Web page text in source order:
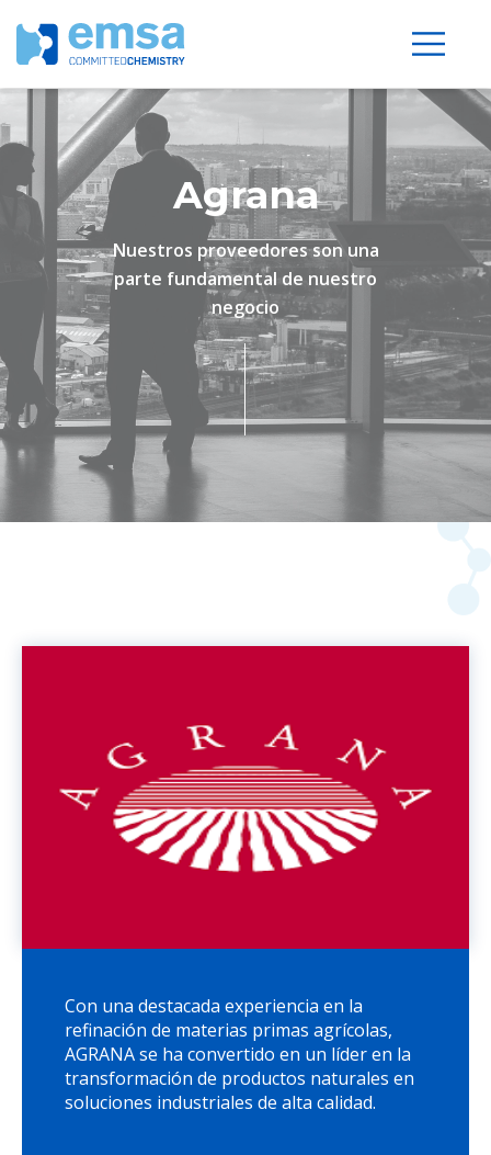
Agrana
Nuestros proveedores son una
parte fundamental de nuestro
negocio
Con una destacada experiencia en la
refinación de materias primas agrícolas,
AGRANA se ha convertido en un líder en la
transformación de productos naturales en
soluciones industriales de alta calidad.